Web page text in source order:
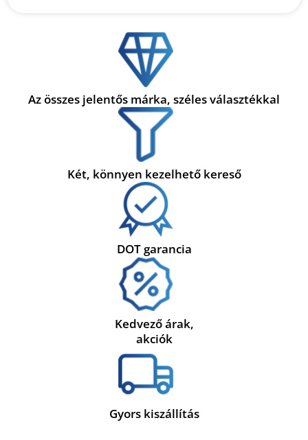
Az összes jelentős márka, széles választékkal
Két, könnyen kezelhető kereső
DOT garancia
Kedvező árak,
akciók
Gyors kiszállítás